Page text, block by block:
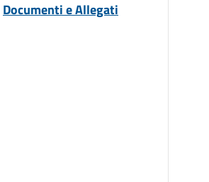
Documenti e Allegati